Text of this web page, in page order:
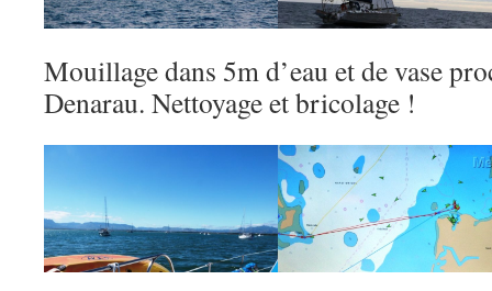
Mouillage dans 5m d’eau et de vase
Denarau. Nettoyage et bricolage !